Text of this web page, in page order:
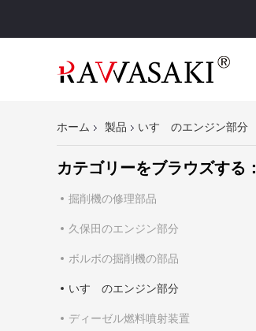
ホーム 製品 いすゞのエンジン部分
カテゴリーをブラウズする：
掘削機の修理部品
久保田のエンジン部分
ボルボの掘削機の部品
いすゞのエンジン部分
ディーゼル燃料噴射装置